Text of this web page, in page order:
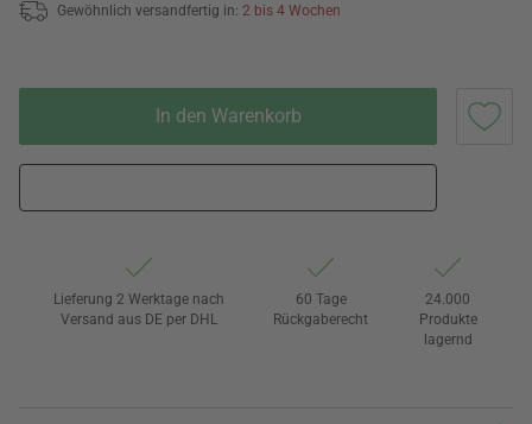
Gewöhnlich versandfertig in: 2 bis 4 Wochen
In den Warenkorb
Lieferung 2 Werktage nach
Versand aus DE per DHL
60 Tage
Rückgaberecht
24.000
Produkte
lagernd